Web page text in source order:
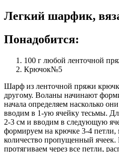
Легкий шарфик,
Понадобится:
100 г любой ленточной
Крючок№5
Шарф из ленточной пряжи
другому. Воланы начинают
начала определяем насколько
вводим в 1-ую ячейку тесьмы.
2-3 см и вводим в следующую
формируем на крючке 3-4
количество пропущенный
протягиваем через все петли,